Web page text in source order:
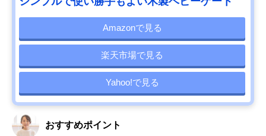
Amazonで見る
楽天市場で見る
Yahoo!で見る
おすすめポイント